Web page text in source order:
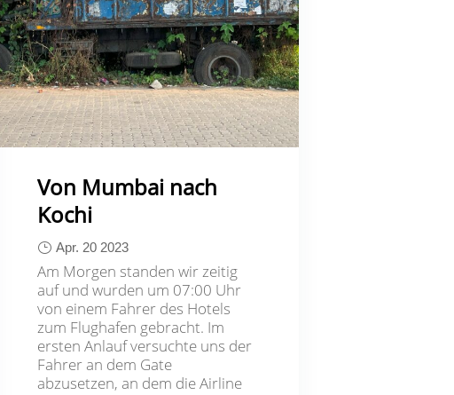
Von Mumbai nach
Kochi
Apr. 20 2023
Am Morgen standen wir zeitig
auf und wurden um 07:00 Uhr
von einem Fahrer des Hotels
zum Flughafen gebracht. Im
ersten Anlauf versuchte uns der
Fahrer an dem Gate
abzusetzen, an dem die Airline